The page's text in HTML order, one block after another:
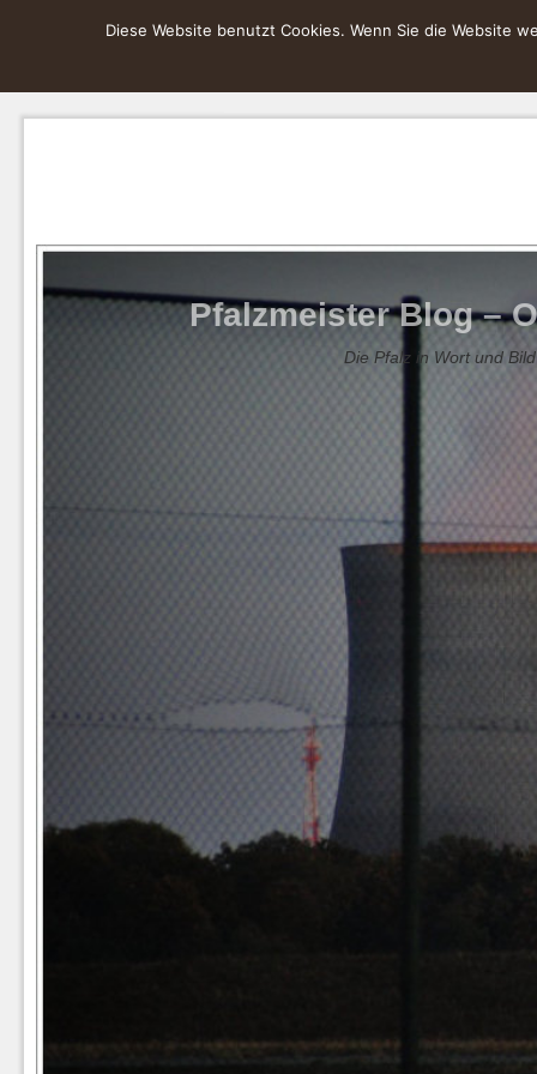
Pfalzmeister Blog –
Die Pfalz in Wort und Bild
Diese Website benutzt Cookies. Wenn Sie die Website